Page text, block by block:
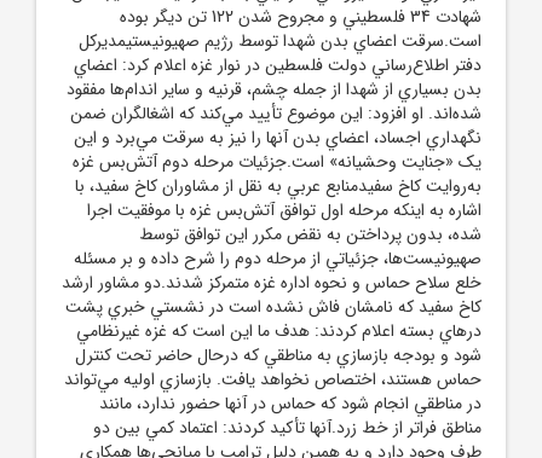
شهادت 34 فلسطيني و مجروح شدن 122 تن ديگر بوده
است.سرقت اعضاي بدن شهدا توسط رژيم صهيونيستيمديرکل
دفتر اطلاع‌رساني دولت فلسطين در نوار غزه اعلام کرد: اعضاي
بدن بسياري از شهدا از جمله چشم، قرنيه و ساير اندام‌ها مفقود
شده‌اند. او افزود: اين موضوع تأييد مي‌کند که اشغالگران ضمن
نگهداري اجساد، اعضاي بدن آنها را نيز به سرقت مي‌برد و اين
يک «جنايت وحشيانه» است.جزئيات مرحله دوم آتش‌بس غزه
به‌روايت کاخ سفيدمنابع عربي به نقل از مشاوران کاخ سفيد، با
اشاره به اينکه مرحله اول توافق آتش‌بس غزه با موفقيت اجرا
شده، بدون پرداختن به نقض مکرر اين توافق توسط
صهيونيست‌ها، جزئياتي از مرحله دوم را شرح داده و بر مسئله
خلع سلاح حماس و نحوه اداره غزه متمرکز شدند.دو مشاور ارشد
کاخ سفيد که نامشان فاش نشده است در نشستي خبري پشت
درهاي بسته اعلام کردند: هدف ما اين است که غزه غيرنظامي
شود و بودجه بازسازي به مناطقي که درحال حاضر تحت کنترل
حماس هستند، اختصاص نخواهد يافت. بازسازي اوليه مي‌تواند
در مناطقي انجام شود که حماس در آنها حضور ندارد، مانند
مناطق فراتر از خط زرد.آنها تأکيد کردند: اعتماد کمي بين دو
طرف وجود دارد و به همين دليل ترامپ با ميانجي‌ها همکاري